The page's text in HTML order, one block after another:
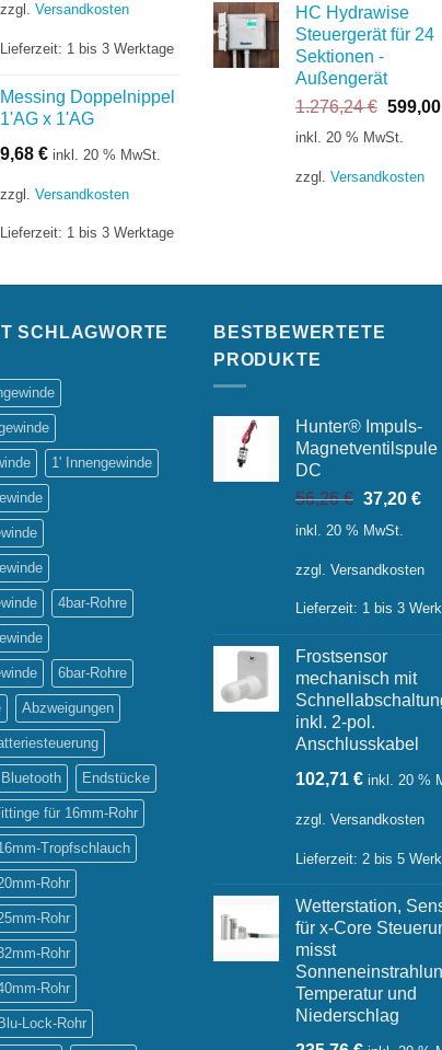
zzgl. Versandkosten
Lieferzeit: 1 bis 3 Werktage
Messing Doppelnippel
1'AG x 1'AG
9,68 € inkl. 20 % MwSt.
zzgl. Versandkosten
Lieferzeit: 1 bis 3 Werktage
HC Hydrawise
Steuergerät für 24
Sektionen -
Außengerät
1.276,24€
Preis
599,00
inkl. 20 % MwSt.
zzgl. Versandkosten
SCHLAGWORTE
1' Innengewinde
4bar-Rohre
6bar-Rohre
Abzweigungen
Bluetooth Endstücke
für 16mm-Rohr
Tropfschlauch
Rohr
Rohr
Rohr
Rohr
Lock-Rohr
BESTBEWERTETE
PRODUKTE
Hunter® Impuls-
Magnetventilspule
DC
56,26€
Preis
56,26 €
37,20 €
inkl. 20 % MwSt.
zzgl. Versandkosten
Lieferzeit: 1 bis 3
Frostsensor
mechanisch mit
inkl. 2-pol.
Anschlusskabel
102,71 € inkl. 20 %
zzgl. Versandkosten
Lieferzeit: 2 bis 5
Wetterstation,
für x-Core
misst
Temperatur und
Niederschlag